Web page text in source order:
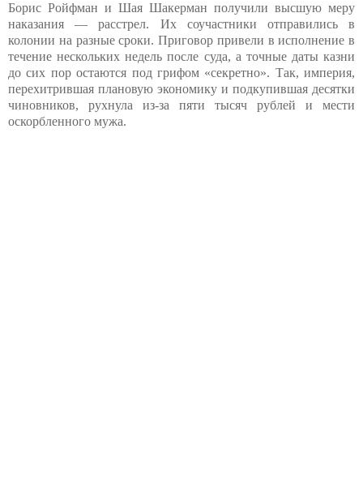
Борис Ройфман и Шая Шакерман получили высшую меру
наказания — расстрел. Их соучастники отправились в
колонии на разные сроки. Приговор привели в исполнение в
течение нескольких недель после суда, а точные даты казни
до сих пор остаются под грифом «секретно». Так, империя,
перехитрившая плановую экономику и подкупившая десятки
чиновников, рухнула из-за пяти тысяч рублей и мести
оскорбленного мужа.